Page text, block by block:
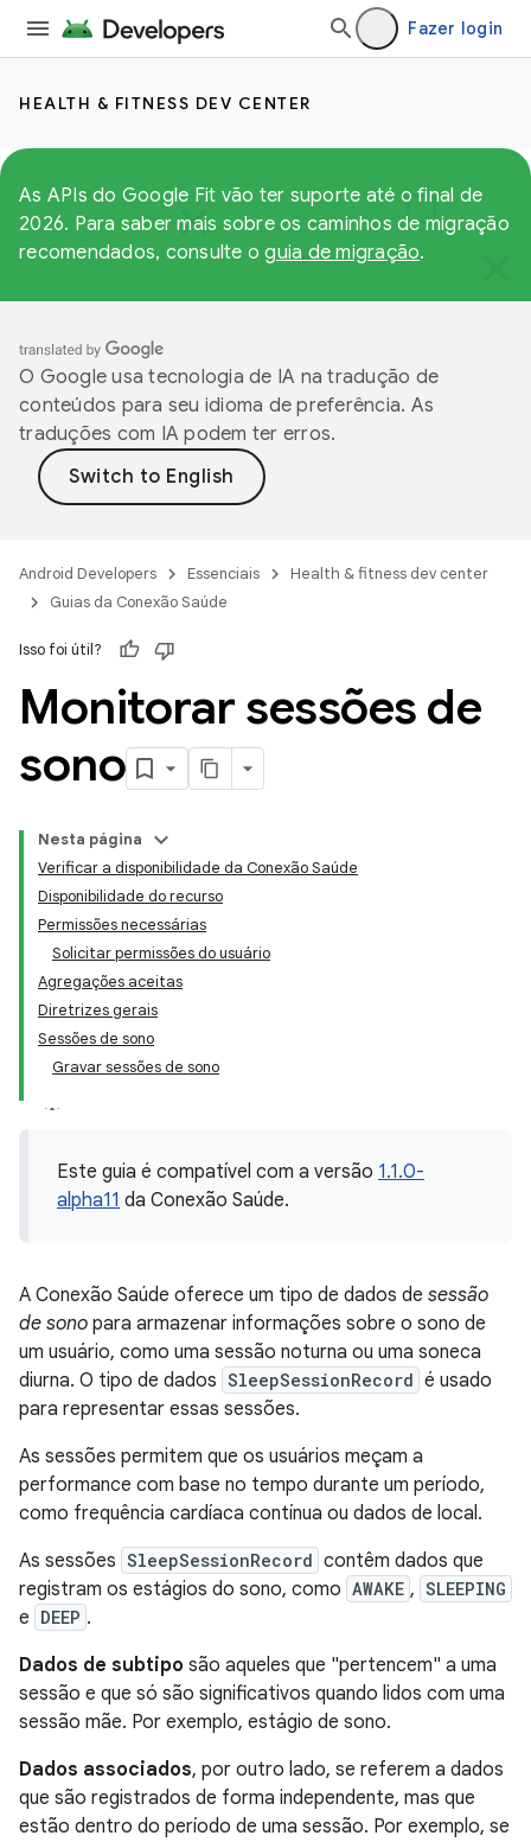
Fazer login
HEALTH & FITNESS DEV CENTER
As APIs do Google Fit vão ter suporte até o final de
2026. Para saber mais sobre os caminhos de migração
recomendados, consulte oguia de migração.
O Google usa tecnologia de IA na tradução de
conteúdos para seu idioma de preferência. As
traduções com IA podem ter erros.
Android Developers Essenciais
Health & fitness dev center
Guias da Conexão Saúde
Isso foi útil?
Monitorar sessões de
sono
Nesta página
Verificar a disponibilidade da Conexão Saúde
Disponibilidade do recurso
Permissões necessárias
Solicitar permissões do usuário
Agregações aceitas
Diretrizes gerais
Sessões de sono
Gravar sessões de sono
Este guia é compatível com a versão 1.1.0-
alpha11 da Conexão Saúde.
A Conexão Saúde oferece um tipo de dados de sessão
de sono para armazenar informações sobre o sono de
um usuário, como uma sessão noturna ou uma soneca
diurna. O tipo de dados SleepSessionRecord é usado
para representar essas sessões.
As sessões permitem que os usuários meçam a
performance com base no tempo durante um período,
como frequência cardíaca contínua ou dados de local.
As sessões SleepSessionRecord contêm dados que
registram os estágios do sono, como AWAKE , SLEEPING
e DEEP .
Dados de subtipo são aqueles que "pertencem" a uma
sessão e que só são significativos quando lidos com uma
sessão mãe. Por exemplo, estágio de sono.
Dados associados, por outro lado, se referem a dados
que são registrados de forma independente, mas que
estão dentro do período de uma sessão. Por exemplo, se